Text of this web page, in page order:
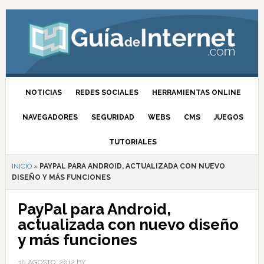
NOTICIAS REDES SOCIALES HERRAMIENTAS ONLINE
NAVEGADORES SEGURIDAD WEBS CMS JUEGOS
TUTORIALES
INICIO» PAYPAL PARA ANDROID, ACTUALIZADA CON NUEVO
DISEÑO Y MÁS FUNCIONES
PayPal para Android,
actualizada con nuevo diseño
y más funciones
30 AGOSTO, 2012 BY